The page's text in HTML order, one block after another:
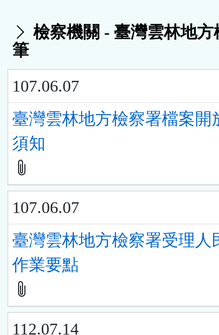
檢察機關 - 臺灣雲林地方
筆
107.06.07
臺灣雲林地方檢察署檔案開
須知
107.06.07
臺灣雲林地方檢察署受理人
作業要點
112.07.14